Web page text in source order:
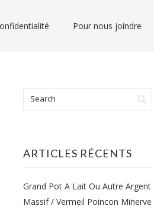
Pour nous joindre
ARTICLES RÉCENTS
Grand Pot A Lait Ou Autre Argent
Massif / Vermeil Poincon Minerve